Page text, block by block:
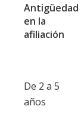
Antigüedad
en la
afiliación
De 2 a 5
años